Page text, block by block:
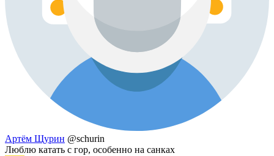
Артём Щурин @schurin
Люблю катать с гор, особенно на санках